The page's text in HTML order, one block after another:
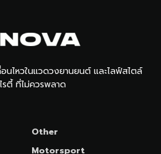
นไหวในแวดวงยานยนต์ และไลฟ์สไตล์
รตี้ ที่ไม่ควรพลาด
Other
Motorsport